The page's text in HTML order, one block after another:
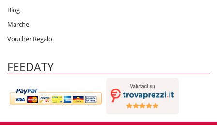
Blog
Marche
Voucher Regalo
FEEDATY